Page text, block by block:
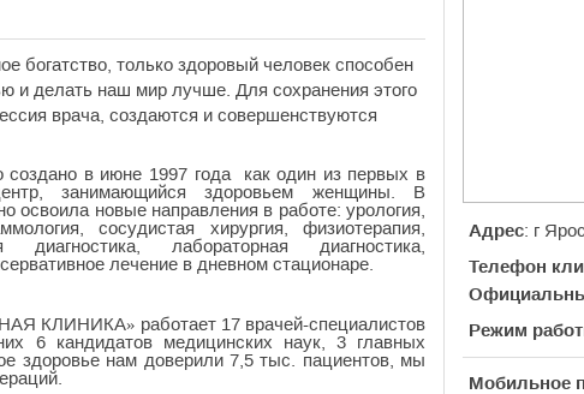
Адрес: г
Телефон
Режим
Мобильное
богатство, только здоровый человек способен
и делать наш мир лучше. Для сохранения этого
врача, создаются и совершенствуются
в июне 1997 года как один из первых в
занимающийся здоровьем женщины. В
освоила новые направления в работе: урология,
сосудистая хирургия, физиотерапия,
диагностика, лабораторная диагностика,
лечение в дневном стационаре.
КЛИНИКА» работает 17 врачей-специалистов
6 кандидатов медицинских наук, 3 главных
здоровье нам доверили 7,5 тыс. пациентов, мы